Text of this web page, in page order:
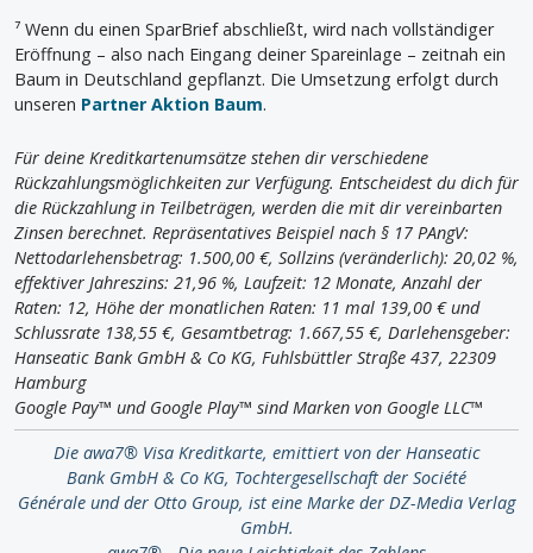
⁷ Wenn du einen SparBrief abschließt, wird nach vollständiger
Eröffnung – also nach Eingang deiner Spareinlage – zeitnah ein
Baum in Deutschland gepflanzt. Die Umsetzung erfolgt durch
unseren Partner Aktion Baum.
Für deine Kreditkartenumsätze stehen dir verschiedene
Rückzahlungsmöglichkeiten zur Verfügung. Entscheidest du dich für
die Rückzahlung in Teilbeträgen, werden die mit dir vereinbarten
Zinsen berechnet. Repräsentatives Beispiel nach § 17 PAngV:
Nettodarlehensbetrag: 1.500,00 €, Sollzins (veränderlich): 20,02 %,
effektiver Jahreszins: 21,96 %, Laufzeit: 12 Monate, Anzahl der
Raten: 12, Höhe der monatlichen Raten: 11 mal 139,00 € und
Schlussrate 138,55 €, Gesamtbetrag: 1.667,55 €, Darlehensgeber:
Hanseatic Bank GmbH & Co KG, Fuhlsbüttler Straße 437, 22309
Hamburg
Google Pay™ und Google Play™ sind Marken von Google LLC™
Die awa7® Visa Kreditkarte, emittiert von der Hanseatic
Bank GmbH & Co KG, Tochtergesellschaft der Société
Générale und der Otto Group, ist eine Marke der DZ-Media Verlag
GmbH.